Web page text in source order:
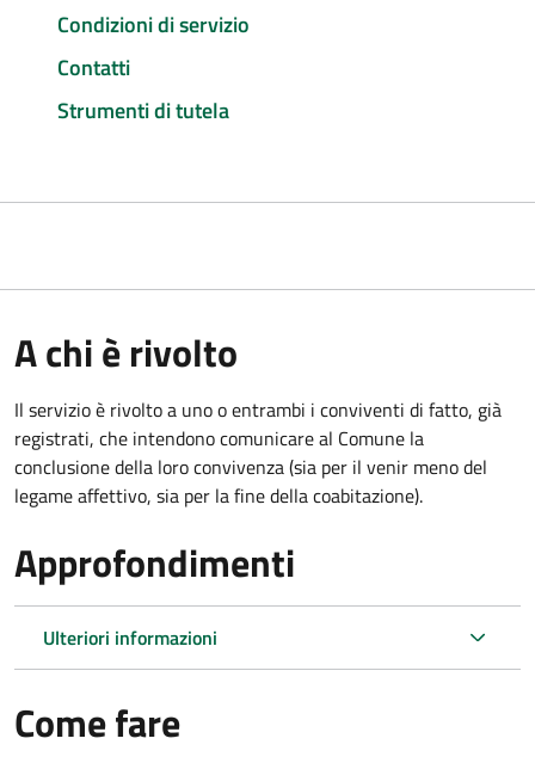
Condizioni di servizio
Contatti
Strumenti di tutela
A chi è rivolto
Il servizio è rivolto a uno o entrambi i conviventi di fatto, già
registrati, che intendono comunicare al Comune la
conclusione della loro convivenza (sia per il venir meno del
legame affettivo, sia per la fine della coabitazione).
Approfondimenti
Ulteriori informazioni
Come fare